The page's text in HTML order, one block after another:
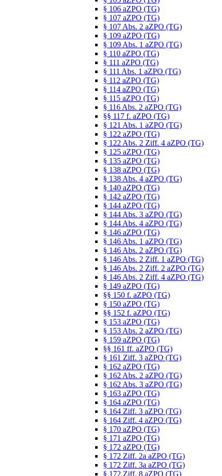
§ 106 aZPO (TG)
§ 107 aZPO (TG)
§ 107 Abs. 2 aZPO (TG)
§ 109 aZPO (TG)
§ 109 Abs. 1 aZPO (TG)
§ 110 aZPO (TG)
§ 111 aZPO (TG)
§ 111 Abs. 1 aZPO (TG)
§ 112 aZPO (TG)
§ 114 aZPO (TG)
§ 115 aZPO (TG)
§ 116 Abs. 2 aZPO (TG)
§§ 117 f. aZPO (TG)
§ 121 Abs. 1 aZPO (TG)
§ 122 aZPO (TG)
§ 122 Abs. 2 Ziff. 4 aZPO (TG)
§ 125 aZPO (TG)
§ 135 aZPO (TG)
§ 138 aZPO (TG)
§ 138 Abs. 4 aZPO (TG)
§ 140 aZPO (TG)
§ 142 aZPO (TG)
§ 144 aZPO (TG)
§ 144 Abs. 3 aZPO (TG)
§ 144 Abs. 4 aZPO (TG)
§ 146 aZPO (TG)
§ 146 Abs. 1 aZPO (TG)
§ 146 Abs. 2 aZPO (TG)
§ 146 Abs. 2 Ziff. 1 aZPO (TG)
§ 146 Abs. 2 Ziff. 2 aZPO (TG)
§ 146 Abs. 2 Ziff. 4 aZPO (TG)
§ 149 aZPO (TG)
§§ 150 f. aZPO (TG)
§ 150 aZPO (TG)
§§ 152 f. aZPO (TG)
§ 153 aZPO (TG)
§ 153 Abs. 2 aZPO (TG)
§ 159 aZPO (TG)
§§ 161 ff. aZPO (TG)
§ 161 Ziff. 3 aZPO (TG)
§ 162 aZPO (TG)
§ 162 Abs. 2 aZPO (TG)
§ 162 Abs. 3 aZPO (TG)
§ 163 aZPO (TG)
§ 164 aZPO (TG)
§ 164 Ziff. 3 aZPO (TG)
§ 164 Ziff. 4 aZPO (TG)
§ 170 aZPO (TG)
§ 171 aZPO (TG)
§ 172 aZPO (TG)
§ 172 Ziff. 2a aZPO (TG)
§ 172 Ziff. 3a aZPO (TG)
§ 172 Ziff. 8 aZPO (TG)